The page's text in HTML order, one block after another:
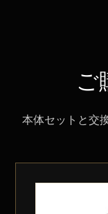
ご
本体セットと交